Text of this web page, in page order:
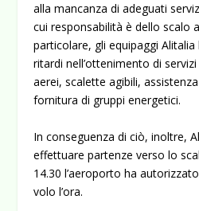
alla mancanza di adeguati
cui responsabilità è dello scalo
particolare, gli equipaggi
ritardi nell’ottenimento di
aerei, scalette agibili,
fornitura di gruppi energetici.
In conseguenza di ciò, inoltre,
effettuare partenze verso lo
14.30 l’aeroporto ha
volo l’ora.